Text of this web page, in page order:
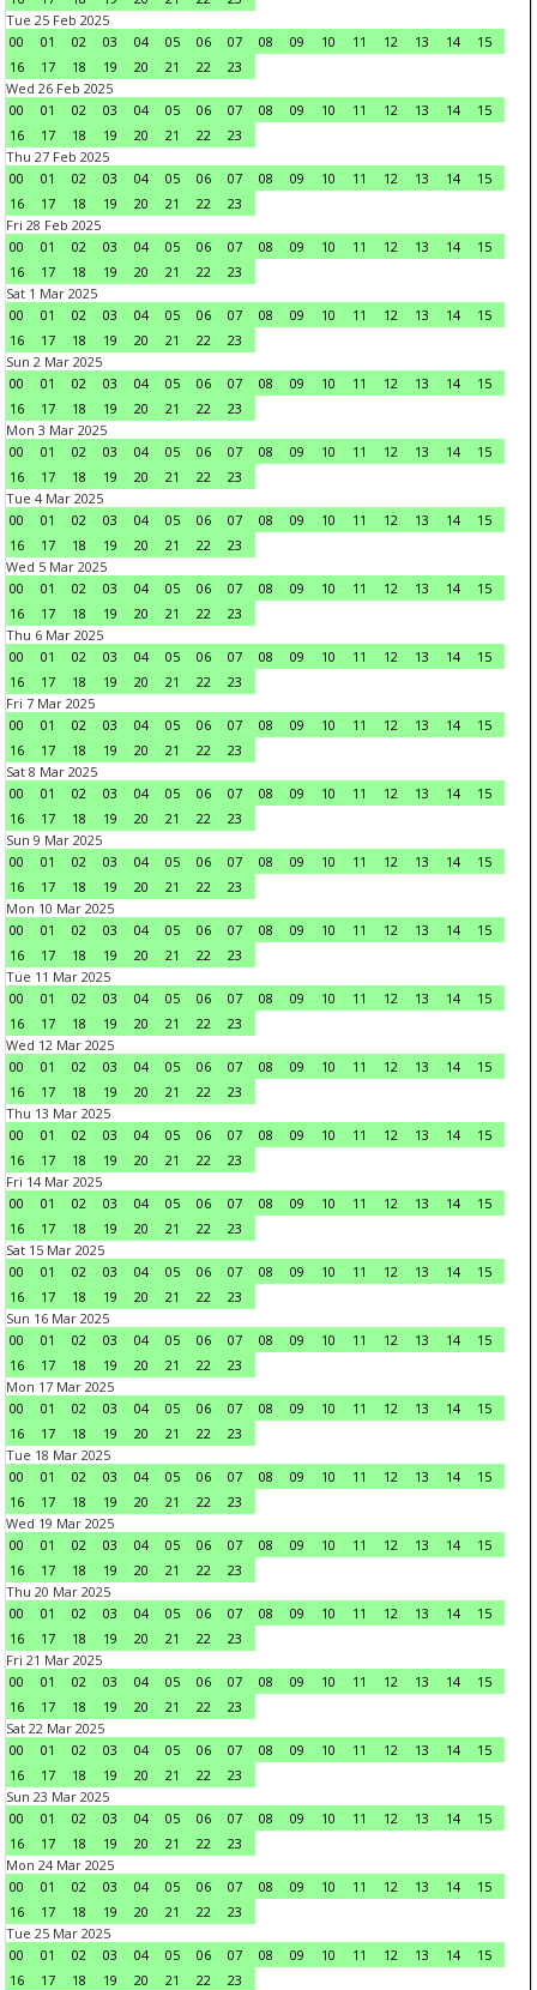
Tue 25 Feb 2025
00
01 02 03 04 05 06 07 08 09 10 11 12 13 14
15
16
17 18 19 20 21 22
23
Wed 26 Feb 2025
00
01 02 03 04 05 06 07 08 09 10 11 12 13 14
15
16
17 18 19 20 21 22
23
Thu 27 Feb 2025
00
01 02 03 04 05 06 07 08 09 10 11 12 13 14
15
16
17 18 19 20 21 22
23
Fri 28 Feb 2025
00
01 02 03 04 05 06 07 08 09 10 11 12 13 14
15
16
17 18 19 20 21 22
23
Sat 1 Mar 2025
00
01 02 03 04 05 06 07 08 09 10 11 12 13 14
15
16
17 18 19 20 21 22
23
Sun 2 Mar 2025
00
01 02 03 04 05 06 07 08 09 10 11 12 13 14
15
16
17 18 19 20 21 22
23
Mon 3 Mar 2025
00
01 02 03 04 05 06 07 08 09 10 11 12 13 14
15
16
17 18 19 20 21 22
23
Tue 4 Mar 2025
00
01 02 03 04 05 06 07 08 09 10 11 12 13 14
15
16
17 18 19 20 21 22
23
Wed 5 Mar 2025
00
01 02 03 04 05 06 07 08 09 10 11 12 13 14
15
16
17 18 19 20 21 22
23
Thu 6 Mar 2025
00
01 02 03 04 05 06 07 08 09 10 11 12 13 14
15
16
17 18 19 20 21 22
23
Fri 7 Mar 2025
00
01 02 03 04 05 06 07 08 09 10 11 12 13 14
15
16
17 18 19 20 21 22
23
Sat 8 Mar 2025
00
01 02 03 04 05 06 07 08 09 10 11 12 13 14
15
16
17 18 19 20 21 22
23
Sun 9 Mar 2025
00
01 02 03 04 05 06 07 08 09 10 11 12 13 14
15
16
17 18 19 20 21 22
23
Mon 10 Mar 2025
00
01 02 03 04 05 06 07 08 09 10 11 12 13 14
15
16
17 18 19 20 21 22
23
Tue 11 Mar 2025
00
01 02 03 04 05 06 07 08 09 10 11 12 13 14
15
16
17 18 19 20 21 22
23
Wed 12 Mar 2025
00
01 02 03 04 05 06 07 08 09 10 11 12 13 14
15
16
17 18 19 20 21 22
23
Thu 13 Mar 2025
00
01 02 03 04 05 06 07 08 09 10 11 12 13 14
15
16
17 18 19 20 21 22
23
Fri 14 Mar 2025
00
01 02 03 04 05 06 07 08 09 10 11 12 13 14
15
16
17 18 19 20 21 22
23
Sat 15 Mar 2025
00
01 02 03 04 05 06 07 08 09 10 11 12 13 14
15
16
17 18 19 20 21 22
23
Sun 16 Mar 2025
00
01 02 03 04 05 06 07 08 09 10 11 12 13 14
15
16
17 18 19 20 21 22
23
Mon 17 Mar 2025
00
01 02 03 04 05 06 07 08 09 10 11 12 13 14
15
16
17 18 19 20 21 22
23
Tue 18 Mar 2025
00
01 02 03 04 05 06 07 08 09 10 11 12 13 14
15
16
17 18 19 20 21 22
23
Wed 19 Mar 2025
00
01 02 03 04 05 06 07 08 09 10 11 12 13 14
15
16
17 18 19 20 21 22
23
Thu 20 Mar 2025
00
01 02 03 04 05 06 07 08 09 10 11 12 13 14
15
16
17 18 19 20 21 22
23
Fri 21 Mar 2025
00
01 02 03 04 05 06 07 08 09 10 11 12 13 14
15
16
17 18 19 20 21 22
23
Sat 22 Mar 2025
00
01 02 03 04 05 06 07 08 09 10 11 12 13 14
15
16
17 18 19 20 21 22
23
Sun 23 Mar 2025
00
01 02 03 04 05 06 07 08 09 10 11 12 13 14
15
16
17 18 19 20 21 22
23
Mon 24 Mar 2025
00
01 02 03 04 05 06 07 08 09 10 11 12 13 14
15
16
17 18 19 20 21 22
23
Tue 25 Mar 2025
00
01 02 03 04 05 06 07 08 09 10 11 12 13 14
15
16
17 18 19 20 21 22
23